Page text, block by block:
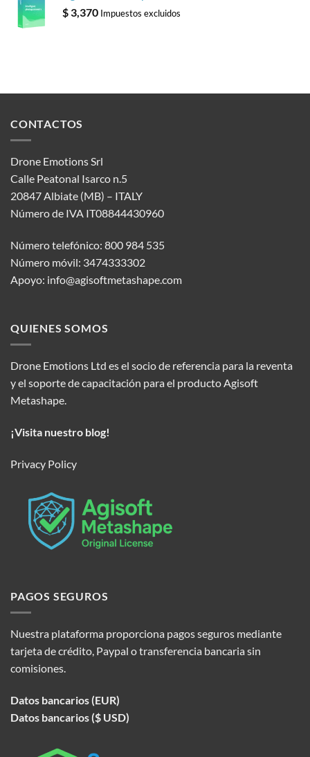
$ 3,370 Impuestos excluidos
CONTACTOS
Drone Emotions Srl
Calle Peatonal Isarco n.5
20847 Albiate (MB) – ITALY
Número de IVA IT08844430960
Número telefónico: 800 984 535
Número móvil: 3474333302
Apoyo: info@agisoftmetashape.com
QUIENES SOMOS
Drone Emotions Ltd es el socio de referencia para la reventa
y el soporte de capacitación para el producto Agisoft
Metashape.
¡Visita nuestro blog!
Privacy Policy
PAGOS SEGUROS
Nuestra plataforma proporciona pagos seguros mediante
tarjeta de crédito, Paypal o transferencia bancaria sin
comisiones.
Datos bancarios (EUR)
Datos bancarios ($ USD)